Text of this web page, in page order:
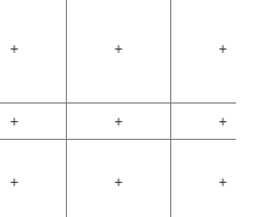
+ + +
+ +
+
+ + +